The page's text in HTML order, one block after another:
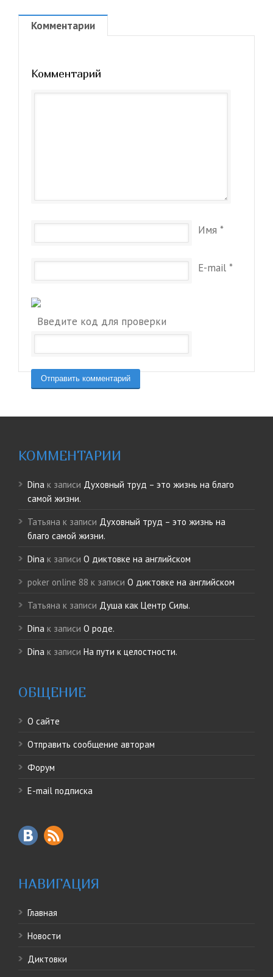
Комментарии
Комментарий
Имя *
E-mail *
Введите код для проверки
КОММЕНТАРИИ
Dina к записи Духовный труд – это жизнь на благо
самой жизни.
Татьяна к записи Духовный труд – это жизнь на
благо самой жизни.
Dina к записи О диктовке на английском
poker online 88 к записи О диктовке на английском
Татьяна к записи Душа как Центр Силы.
Dina к записи О роде.
Dina к записи На пути к целостности.
ОБЩЕНИЕ
О сайте
Отправить сообщение авторам
Форум
E-mail подписка
НАВИГАЦИЯ
Главная
Новости
Диктовки